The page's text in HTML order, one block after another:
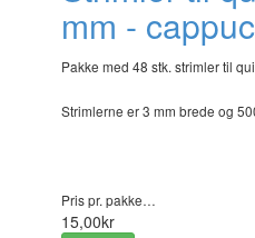
mm -
Pakke med 48 stk. strimler til
Strimlerne er 3 mm brede og
Pris pr. pakke…
15,00kr